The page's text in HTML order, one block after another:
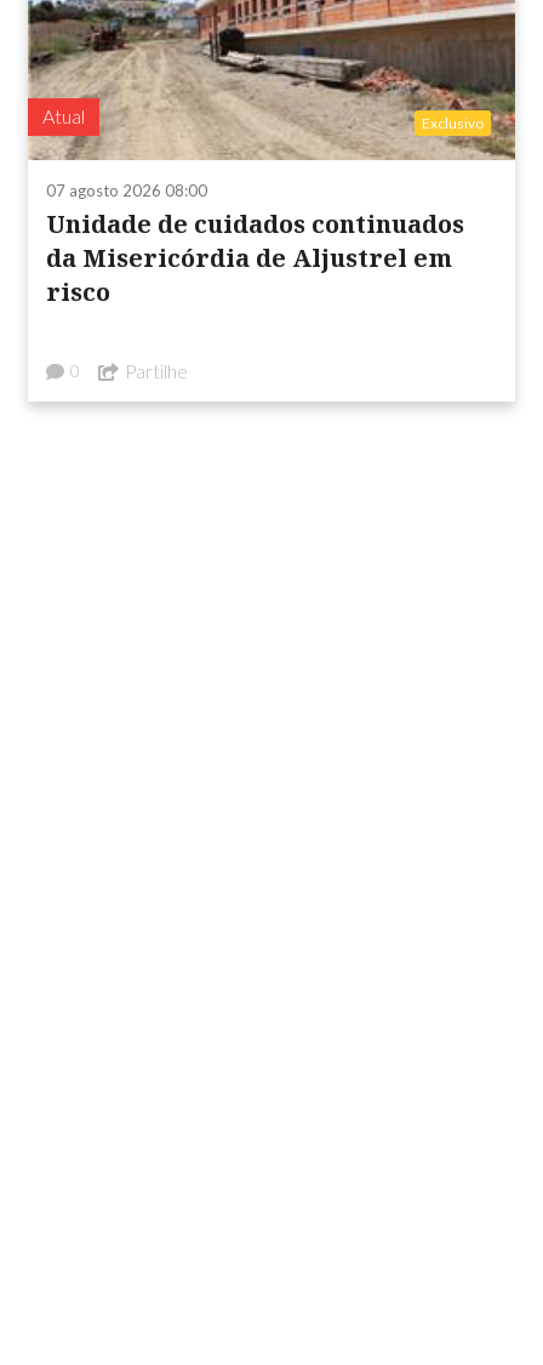
Atual Exclusivo
07 agosto 2026 08:00
Unidade de cuidados continuados
da Misericórdia de Aljustrel em
risco
0 Partilhe